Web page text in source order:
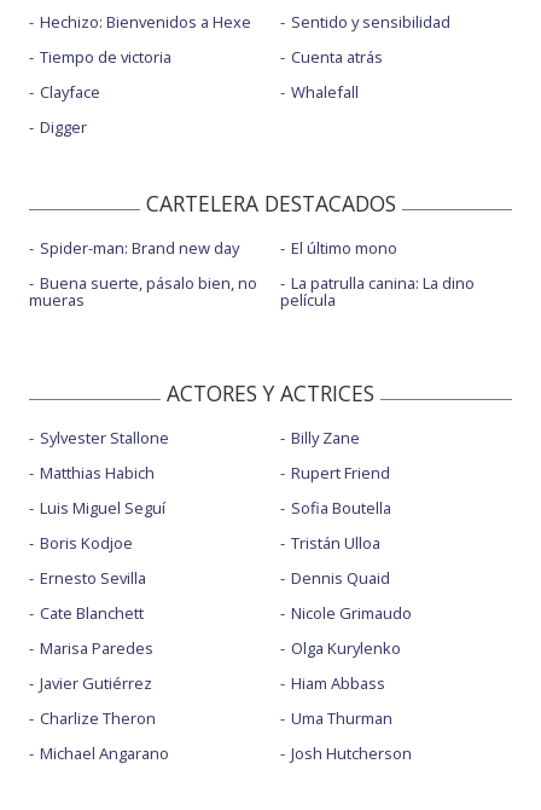
Hechizo: Bienvenidos a Hexe
Tiempo de victoria
Clayface
Digger
Sentido y sensibilidad
Cuenta atrás
Whalefall
CARTELERA DESTACADOS
Spider-man: Brand new day
Buena suerte, pásalo bien, no
mueras
El último mono
La patrulla canina: La dino
película
ACTORES Y ACTRICES
Sylvester Stallone
Matthias Habich
Luis Miguel Seguí
Boris Kodjoe
Ernesto Sevilla
Cate Blanchett
Marisa Paredes
Javier Gutiérrez
Charlize Theron
Michael Angarano
Billy Zane
Rupert Friend
Sofia Boutella
Tristán Ulloa
Dennis Quaid
Nicole Grimaudo
Olga Kurylenko
Hiam Abbass
Uma Thurman
Josh Hutcherson